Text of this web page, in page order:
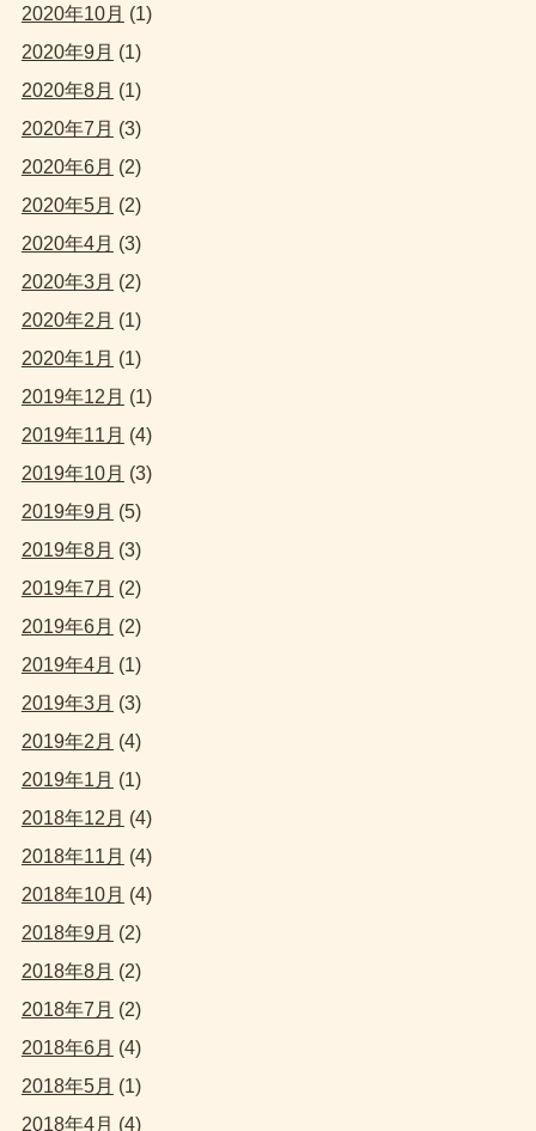
2020年10月 (1)
2020年9月 (1)
2020年8月 (1)
2020年7月 (3)
2020年6月 (2)
2020年5月 (2)
2020年4月 (3)
2020年3月 (2)
2020年2月 (1)
2020年1月 (1)
2019年12月 (1)
2019年11月 (4)
2019年10月 (3)
2019年9月 (5)
2019年8月 (3)
2019年7月 (2)
2019年6月 (2)
2019年4月 (1)
2019年3月 (3)
2019年2月 (4)
2019年1月 (1)
2018年12月 (4)
2018年11月 (4)
2018年10月 (4)
2018年9月 (2)
2018年8月 (2)
2018年7月 (2)
2018年6月 (4)
2018年5月 (1)
2018年4月 (4)